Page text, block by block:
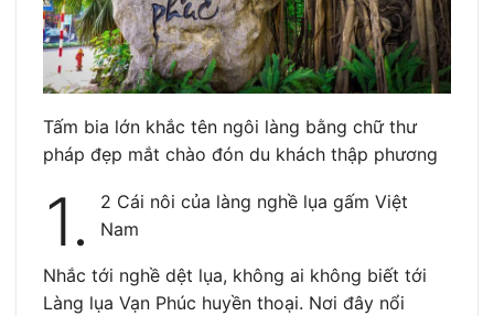
Tấm bia lớn khắc tên ngôi làng bằng chữ thư
pháp đẹp mắt chào đón du khách thập phương
1.
2 Cái nôi của làng nghề lụa gấm Việt
Nam
Nhắc tới nghề dệt lụa, không ai không biết tới
Làng lụa Vạn Phúc huyền thoại. Nơi đây nổi